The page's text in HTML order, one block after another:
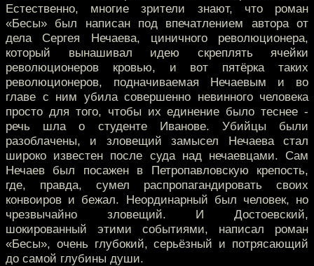
Естественно, многие зрители знают, что роман
«Бесы» был написан под впечатлением автора от
дела Сергея Нечаева, циничного революционера,
который вынашивал идею скреплять ячейки
революционеров кровью, и вот пятёрка таких
революционеров, подначиваемая Нечаевым и во
главе с ним убила совершенно невинного человека
просто для того, чтобы их единение было теснее -
речь шла о студенте Иванове. Убийцы были
разоблачены, и зловещий замысел Нечаева стал
широко известен после суда над нечаевцами. Сам
Нечаев был посажен в Петропавловскую крепость,
где, правда, сумел распропагандировать своих
конвоиров и бежал. Неординарный был человек, но
чрезвычайно зловещий. И Достоевский,
шокированный этими событиями, написал роман
«Бесы», очень глубокий, серьёзный и потрясающий
до самой глубины души.